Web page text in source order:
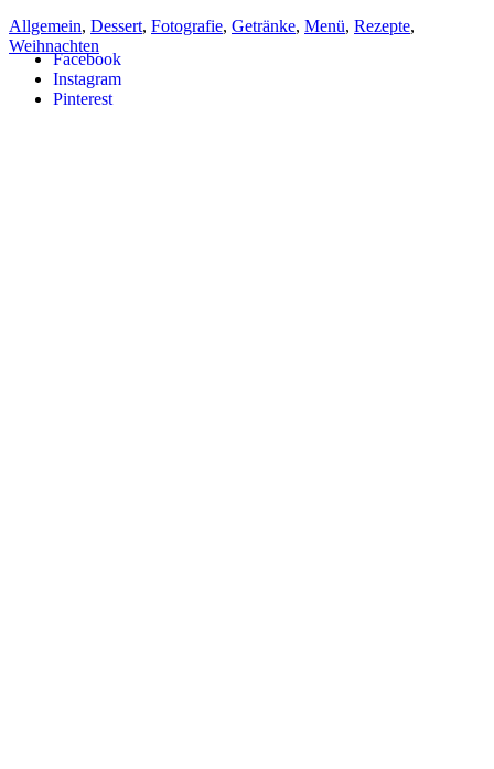
Facebook
Instagram
Pinterest
Allgemein, Dessert, Fotografie, Getränke, Menü, Rezepte,
Weihnachten